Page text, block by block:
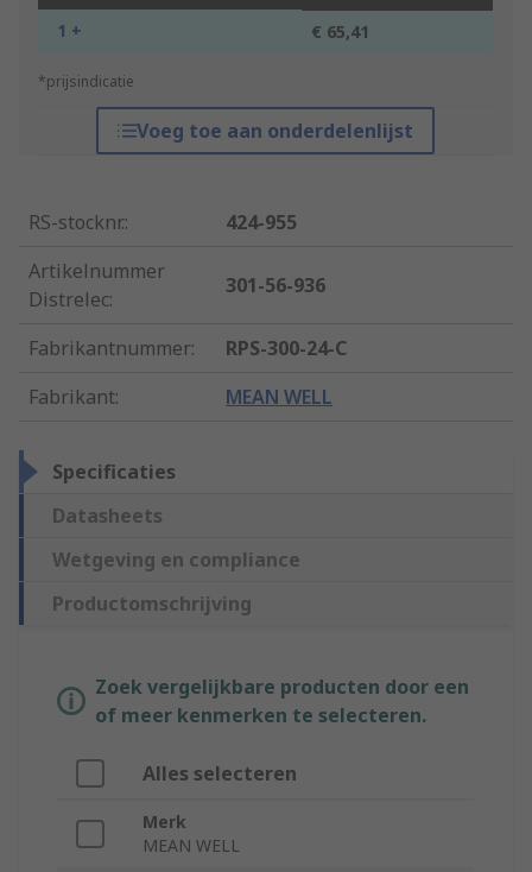
1 + € 65,41
*prijsindicatie
Voeg toe aan onderdelenlijst
RS-stocknr.:
424-955
Artikelnummer
Distrelec:
301-56-936
Fabrikantnummer:
RPS-300-24-C
Fabrikant: MEAN WELL
Specificaties
Datasheets
Wetgeving en compliance
Productomschrijving
Zoek vergelijkbare producten door een
of meer kenmerken te selecteren.
Alles selecteren
Merk
MEAN WELL